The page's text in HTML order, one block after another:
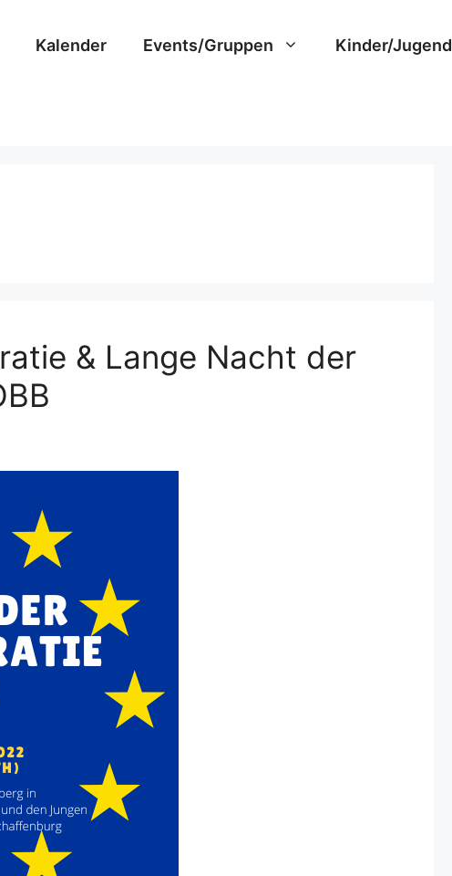
Kalender Events/Gruppen Kinder/Jugend
& Lange Nacht der